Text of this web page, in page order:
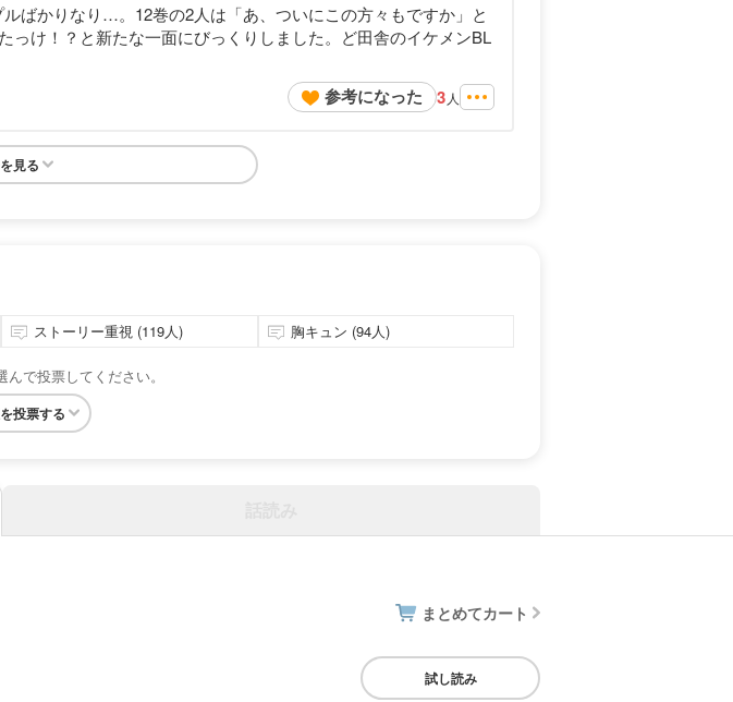
ばかりなり…。12巻の2人は「あ、ついにこの方々もですか」と
け！？と新たな一面にびっくりしました。ど田舎のイケメンBL
参考になった 3 人
見る
ストーリー重視 (119人) 胸キュン (94人)
で投票してください。
投票する
まとめてカート
試し読み